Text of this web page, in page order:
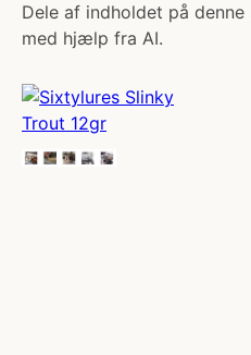
Dele af indholdet på
med hjælp fra AI.